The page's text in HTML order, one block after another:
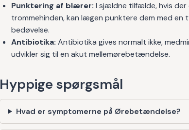
Punktering af blærer: I sjældne tilfælde, hvis
trommehinden, kan lægen punktere dem med en
bedøvelse.
Antibiotika: Antibiotika gives normalt ikke,
udvikler sig til en akut mellemørebetændelse.
Hyppige spørgsmål
Hvad er symptomerne på Ørebetændelse?